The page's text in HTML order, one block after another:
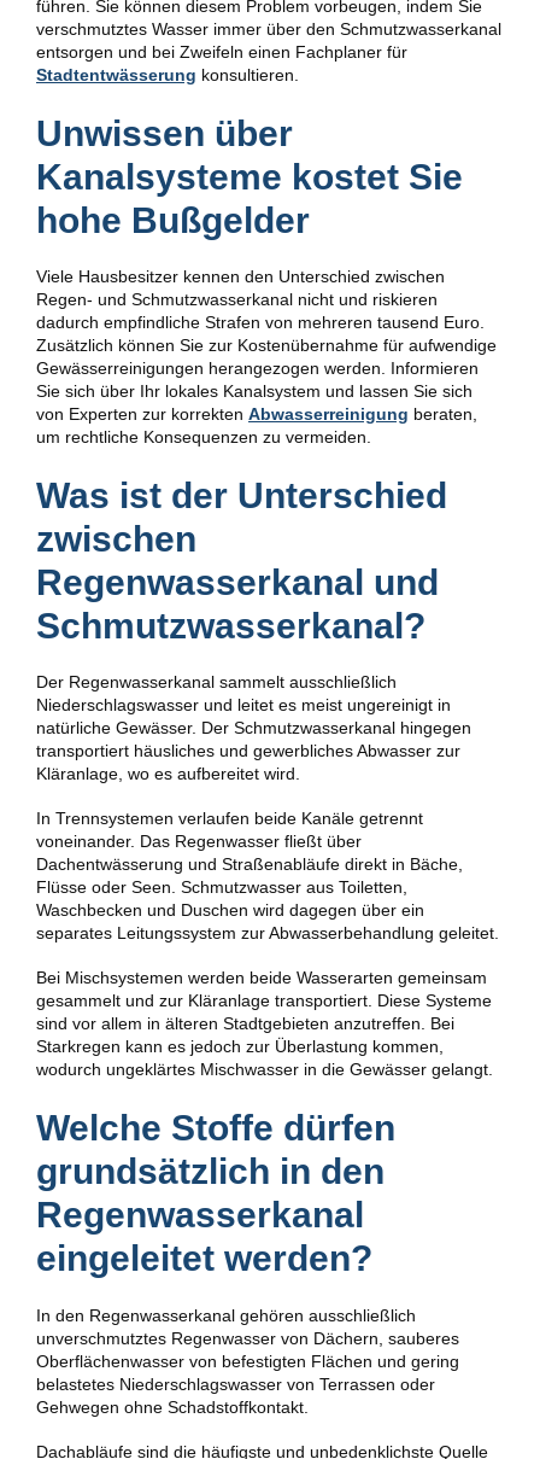
führen. Sie können diesem Problem vorbeugen, indem Sie
verschmutztes Wasser immer über den Schmutzwasserkanal
entsorgen und bei Zweifeln einen Fachplaner für
Stadtentwässerung konsultieren.
Unwissen über
Kanalsysteme kostet Sie
hohe Bußgelder
Viele Hausbesitzer kennen den Unterschied zwischen
Regen- und Schmutzwasserkanal nicht und riskieren
dadurch empfindliche Strafen von mehreren tausend Euro.
Zusätzlich können Sie zur Kostenübernahme für aufwendige
Gewässerreinigungen herangezogen werden. Informieren
Sie sich über Ihr lokales Kanalsystem und lassen Sie sich
von Experten zur korrekten Abwasserreinigung beraten,
um rechtliche Konsequenzen zu vermeiden.
Was ist der Unterschied
zwischen
Regenwasserkanal und
Schmutzwasserkanal?
Der Regenwasserkanal sammelt ausschließlich
Niederschlagswasser und leitet es meist ungereinigt in
natürliche Gewässer. Der Schmutzwasserkanal hingegen
transportiert häusliches und gewerbliches Abwasser zur
Kläranlage, wo es aufbereitet wird.
In Trennsystemen verlaufen beide Kanäle getrennt
voneinander. Das Regenwasser fließt über
Dachentwässerung und Straßenabläufe direkt in Bäche,
Flüsse oder Seen. Schmutzwasser aus Toiletten,
Waschbecken und Duschen wird dagegen über ein
separates Leitungssystem zur Abwasserbehandlung geleitet.
Bei Mischsystemen werden beide Wasserarten gemeinsam
gesammelt und zur Kläranlage transportiert. Diese Systeme
sind vor allem in älteren Stadtgebieten anzutreffen. Bei
Starkregen kann es jedoch zur Überlastung kommen,
wodurch ungeklärtes Mischwasser in die Gewässer gelangt.
Welche Stoffe dürfen
grundsätzlich in den
Regenwasserkanal
eingeleitet werden?
In den Regenwasserkanal gehören ausschließlich
unverschmutztes Regenwasser von Dächern, sauberes
Oberflächenwasser von befestigten Flächen und gering
belastetes Niederschlagswasser von Terrassen oder
Gehwegen ohne Schadstoffkontakt.
Dachabläufe sind die häufigste und unbedenklichste Quelle